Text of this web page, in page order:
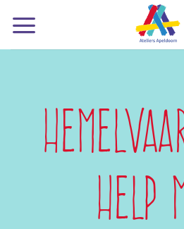
naar
inhoud
help